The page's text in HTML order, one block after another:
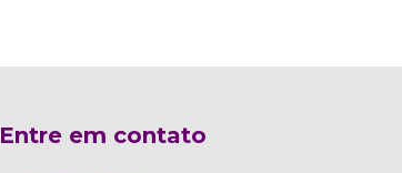
Entre em contato